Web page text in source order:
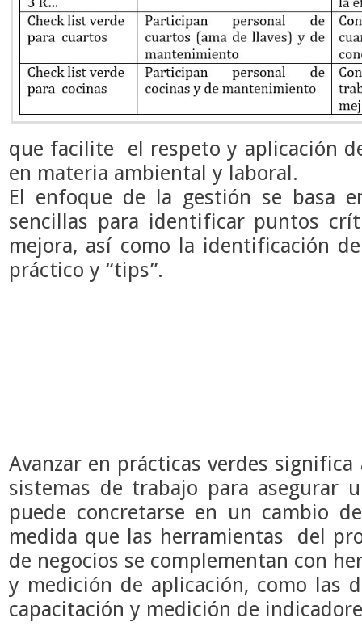
que facilite el respeto y aplicación
en materia ambiental y laboral.
El enfoque de la gestión se basa
sencillas para identificar puntos
mejora, así como la identificación
práctico y “tips”.
Avanzar en prácticas verdes
sistemas de trabajo para asegurar
puede concretarse en un cambio
medida que las herramientas del
de negocios se complementan con
y medición de aplicación, como las
capacitación y medición de